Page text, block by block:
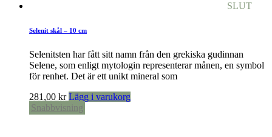
SLUT
Selenit skål – 10 cm
Selenitsten har fått sitt namn från den grekiska gudinnan
Selene, som enligt mytologin representerar månen, en symbol
för renhet. Det är ett unikt mineral som
281,00 kr Lägg i varukorg
Snabbvisning